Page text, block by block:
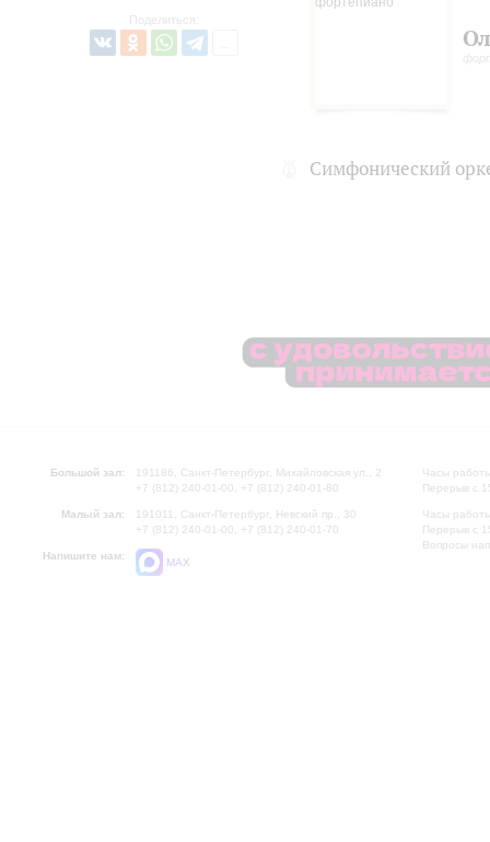
Поделиться:
Симфонический
Большой зал:
191186, Санкт-Петербург, Михайловская ул., 2
+7 (812) 240-01-00, +7 (812) 240-01-80
Малый зал:
191011, Санкт-Петербург, Невский пр., 30
+7 (812) 240-01-00, +7 (812) 240-01-70
Напишите нам:
MAX
Часы
Перерыв с
Часы
Перерыв с
Вопросы